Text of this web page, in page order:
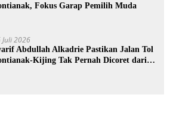
Fokus Garap Pemilih Muda
Juli 2026
Abdullah Alkadrie Pastikan Jalan Tol
Kijing Tak Pernah Dicoret dari